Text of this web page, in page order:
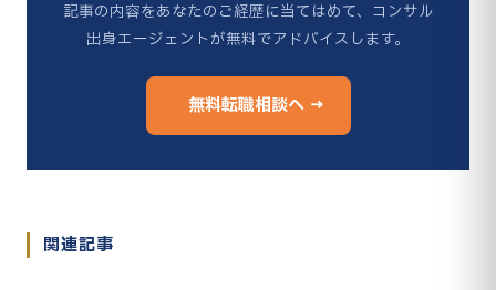
記事の内容をあなたのご経歴に当てはめて、コンサル
出身エージェントが無料でアドバイスします。
無料転職相談へ →
関連記事